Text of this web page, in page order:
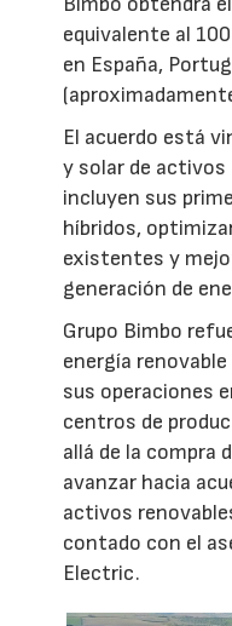
equivalente al
en España,
El acuerdo está
y solar de activos
incluyen sus
híbridos,
existentes y
generación de
Grupo Bimbo
energía
sus operaciones
centros de
allá de la compra
avanzar hacia
activos
contado con el
Electric.